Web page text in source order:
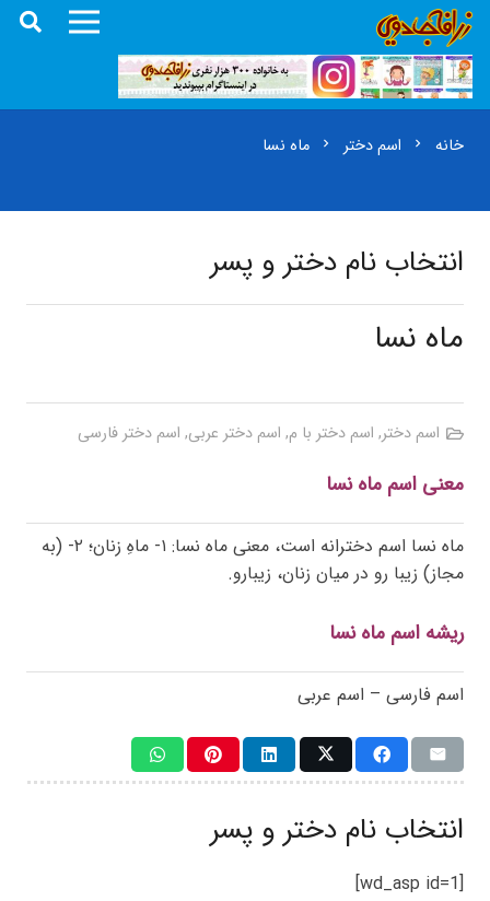
خانه chevron_right اسم دختر chevron_right ماه نسا
انتخاب نام دختر و پسر
ماه نسا
اسم دختر, اسم دختر با م, اسم دختر عربی, اسم دختر فارسی
معنی اسم ماه نسا
ماه نسا اسم دخترانه است، معنی ماه نسا: ۱- ماهِ زنان؛ ۲- (به
مجاز) زیبا رو در میان زنان، زیبارو.
ریشه اسم ماه نسا
اسم فارسی – اسم عربی
انتخاب نام دختر و پسر
[wd_asp id=1]